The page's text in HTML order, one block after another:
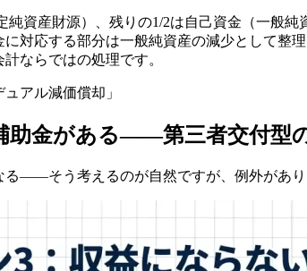
純資産財源）、残りの1/2は自己資金（一般
に対応する部分は一般純資産の減少として
ならではの処理です。
助金がある——第三者交付型
る——そう考えるのが自然ですが、例外があり